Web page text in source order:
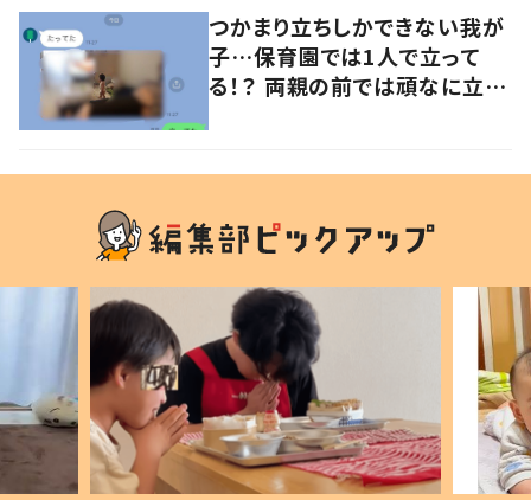
つかまり立ちしかできない我が
子…保育園では1人で立って
る！？ 両親の前では頑なに立た